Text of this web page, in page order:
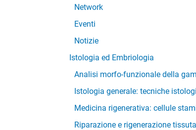
Network
Eventi
Notizie
Istologia ed Embriologia
Analisi morfo-funzionale della
Istologia generale: tecniche
Medicina rigenerativa: cellule
Riparazione e rigenerazione